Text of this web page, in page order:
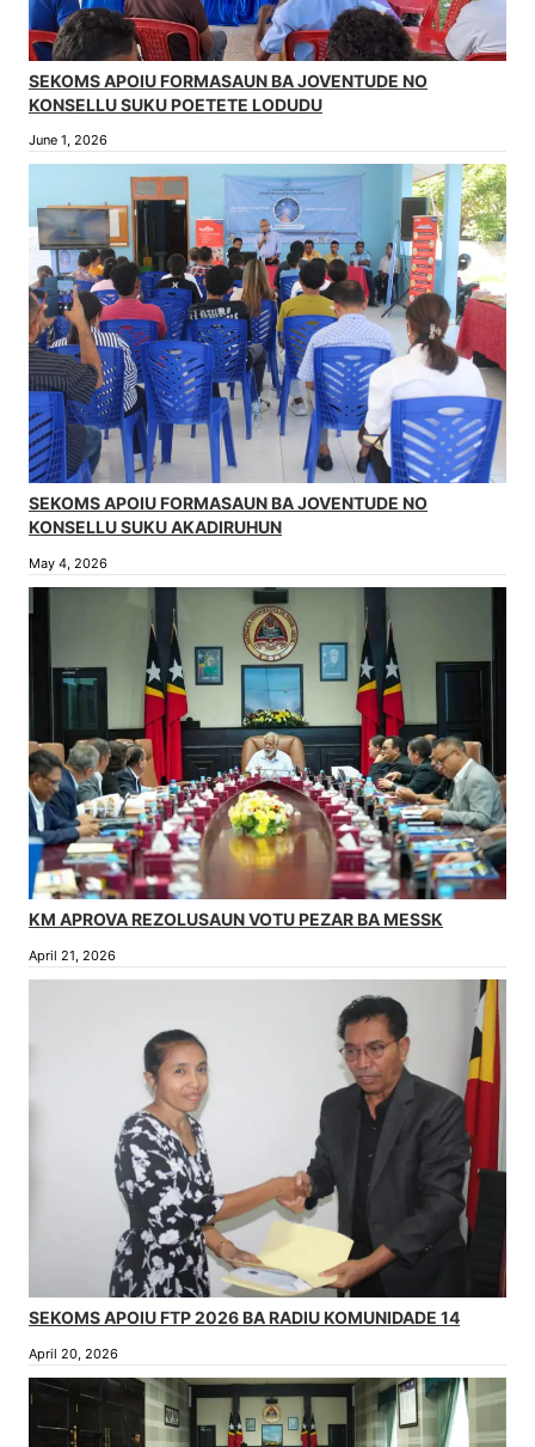
SEKOMS APOIU FORMASAUN BA JOVENTUDE NO
KONSELLU SUKU POETETE LODUDU
June 1, 2026
SEKOMS APOIU FORMASAUN BA JOVENTUDE NO
KONSELLU SUKU AKADIRUHUN
May 4, 2026
KM APROVA REZOLUSAUN VOTU PEZAR BA MESSK
April 21, 2026
SEKOMS APOIU FTP 2026 BA RADIU KOMUNIDADE 14
April 20, 2026